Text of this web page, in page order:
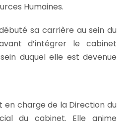
Humaines.
sa carrière au sein du
d’intégrer le cabinet
duquel elle est devenue
en charge de la Direction du
du cabinet. Elle anime